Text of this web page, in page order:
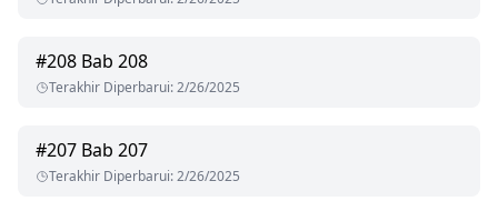
#208 Bab 208
Terakhir Diperbarui:2/26/2025
#207 Bab 207
Terakhir Diperbarui:2/26/2025